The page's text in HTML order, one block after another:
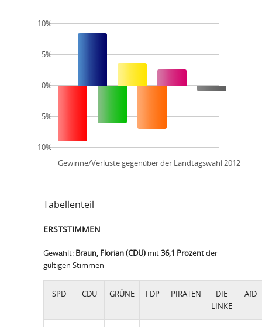
Gewinne/Verluste gegenüber der Landtagswahl 2012
10%
5%
0%
-5%
-10%
Tabellenteil
ERSTSTIMMEN
Gewählt: Braun, Florian (CDU) mit36,1 Prozentder
gültigen Stimmen
SPD CDU GRÜNE FDP PIRATEN
DIE
LINKE
AfD